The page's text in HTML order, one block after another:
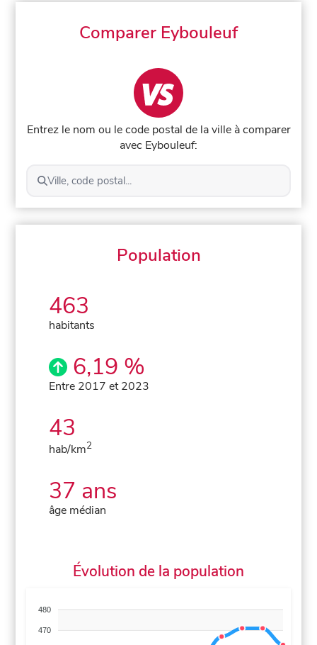
Comparer Eybouleuf
Entrez le nom ou le code postal de la ville à comparer
avec Eybouleuf:
Ville, code postal...
Population
463
habitants
6,19 %
Entre 2017 et 2023
43
hab/km2
37 ans
âge médian
Évolution de la population
480
470